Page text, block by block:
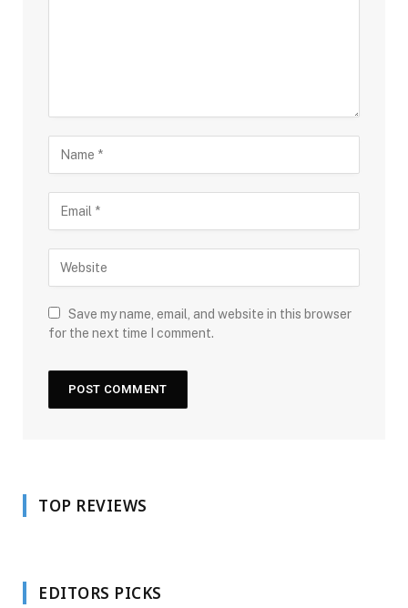
Save my name, email, and website in this browser
for the next time I comment.
TOP REVIEWS
EDITORS PICKS